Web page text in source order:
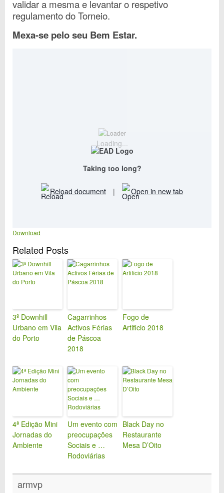
validar a mesma e levantar o respetivo
regulamento do Torneio.
Mexa-se pelo seu Bem Estar.
Loading...
Taking too long?
Reload document | Open in new tab
Download
Related Posts
3º Downhill
Urbano em Vila
do Porto
Cagarrinhos
Activos Férias
de Páscoa
2018
Fogo de
Artificio 2018
4ª Edição Mini
Jornadas do
Ambiente
Um evento com
preocupações
Sociais e …
Rodoviárias
Black Day no
Restaurante
Mesa D’Oito
armvp